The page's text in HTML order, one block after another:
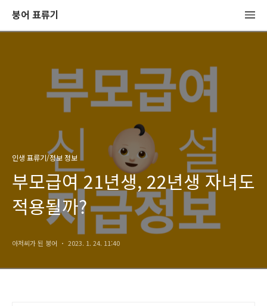
붕어 표류기
인생 표류기/정보 정보
부모급여 21년생, 22년생 자녀도
적용될까?
아저씨가 된 붕어 2023. 1. 24. 11:40